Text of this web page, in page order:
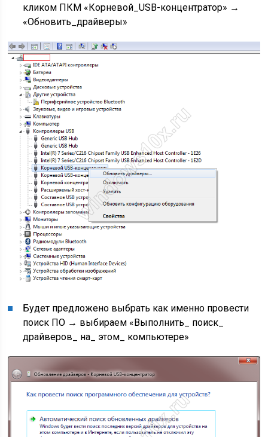
кликом ПКМ «Корневой_USB-концентратор» →
«Обновить_драйверы»
Будет предложено выбрать как именно провести
поиск ПО → выбираем «Выполнить_ поиск_
драйверов_ на_ этом_ компьютере»